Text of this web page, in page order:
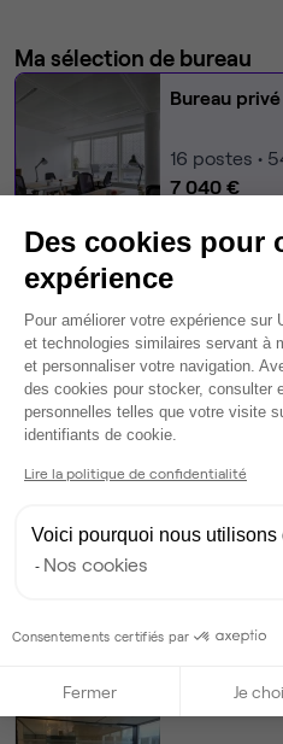
Ma sélection de bureau
Bureau privé
16 postes •
7 040 €
Modifier
Autres bureaux de cet
Bureau privé
62postes •
39 300 €
Dispo
Bureau privé
Dispo le 30
Bureau privé
Des cookies pour
expérience
Plateforme de
Pour améliorer votre expérience sur
et technologies similaires servant à
et personnaliser votre navigation.
des cookies pour stocker, consulter
personnelles telles que votre visite
identifiants de cookie.
Lire la politique de confidentialité
Voici pourquoi nous utilisons
Nos cookies
Consentements certifiés par
Fermer Je